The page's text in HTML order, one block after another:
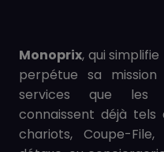
Monoprix, qui
perpétue sa
services que les
connaissent déjà tels
chariots, Coupe-